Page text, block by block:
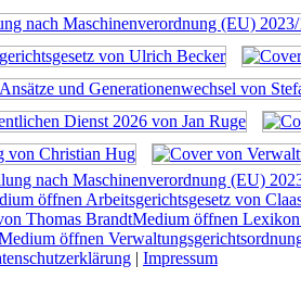
nach Maschinenverordnung (EU)
öffnen Arbeitsgerichtsgesetz von
Thomas BrandtMedium öffnen
öffnen
| Impressum